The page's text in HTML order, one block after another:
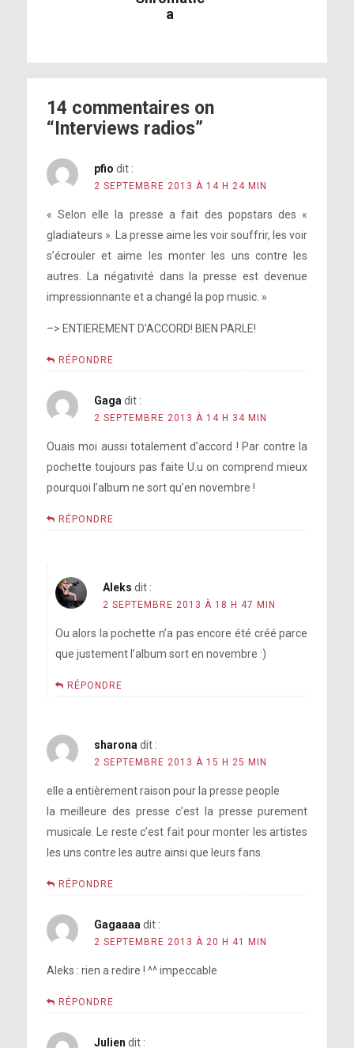
a
14 commentaires on
“Interviews radios”
pfio dit :
2 SEPTEMBRE 2013 À 14 H 24 MIN
« Selon elle la presse a fait des popstars des «
gladiateurs ». La presse aime les voir souffrir, les voir
s’écrouler et aime les monter les uns contre les
autres. La négativité dans la presse est devenue
impressionnante et a changé la pop music. »
–> ENTIEREMENT D’ACCORD! BIEN PARLE!
RÉPONDRE
Gaga dit :
2 SEPTEMBRE 2013 À 14 H 34 MIN
Ouais moi aussi totalement d’accord ! Par contre la
pochette toujours pas faite U.u on comprend mieux
pourquoi l’album ne sort qu’en novembre !
RÉPONDRE
Aleks dit :
2 SEPTEMBRE 2013 À 18 H 47 MIN
Ou alors la pochette n’a pas encore été créé parce
que justement l’album sort en novembre :)
RÉPONDRE
sharona dit :
2 SEPTEMBRE 2013 À 15 H 25 MIN
elle a entièrement raison pour la presse people
la meilleure des presse c’est la presse purement
musicale. Le reste c’est fait pour monter les artistes
les uns contre les autre ainsi que leurs fans.
RÉPONDRE
Gagaaaa dit :
2 SEPTEMBRE 2013 À 20 H 41 MIN
Aleks : rien a redire ! ^^ impeccable
RÉPONDRE
Julien dit :